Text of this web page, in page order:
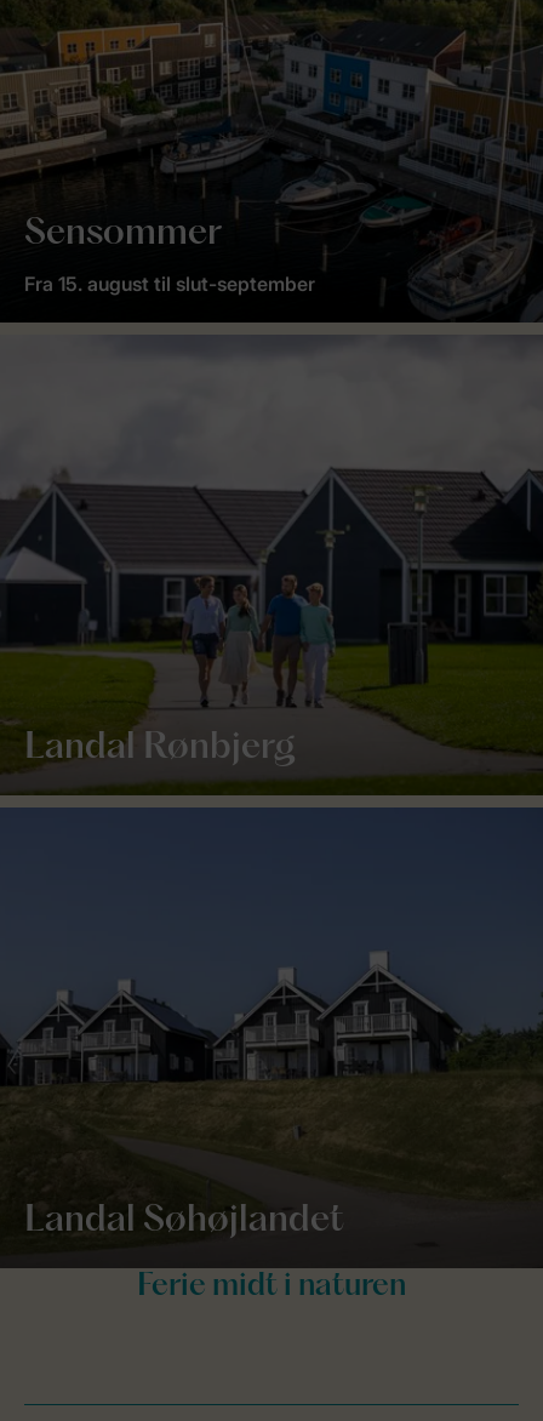
Sensommer
Fra 15. august til slut-september
Landal Rønbjerg
Landal Søhøjlandet